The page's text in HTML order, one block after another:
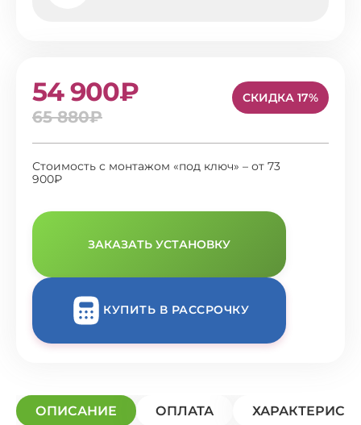
54 900₽
65 880₽
СКИДКА 17%
Стоимость с монтажом «под ключ» – от 73
900₽
ЗАКАЗАТЬ УСТАНОВКУ
КУПИТЬ В РАССРОЧКУ
ОПИСАНИЕ ОПЛАТА